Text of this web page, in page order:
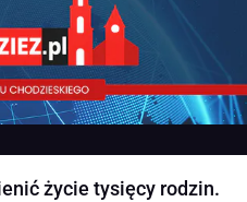
życie tysięcy rodzin.